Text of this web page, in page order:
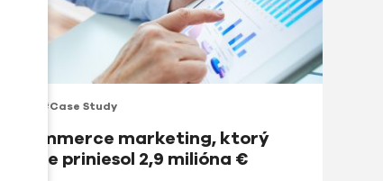
#Case Study
Ecommerce marketing, ktorý
ročne priniesol 2,9 milióna €